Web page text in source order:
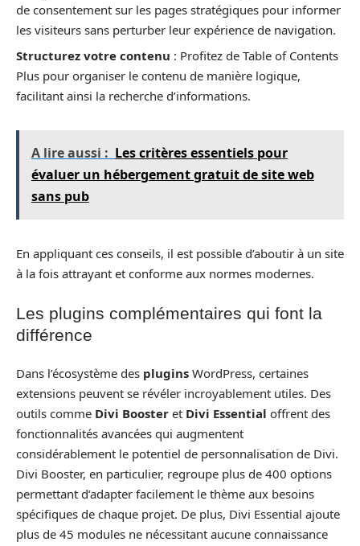
de consentement sur les pages stratégiques pour informer
les visiteurs sans perturber leur expérience de navigation.
Structurez votre contenu : Profitez de Table of Contents
Plus pour organiser le contenu de manière logique,
facilitant ainsi la recherche d’informations.
A lire aussi : Les critères essentiels pour
évaluer un hébergement gratuit de site web
sans pub
En appliquant ces conseils, il est possible d’aboutir à un site
à la fois attrayant et conforme aux normes modernes.
Les plugins complémentaires qui font la
différence
Dans l’écosystème des plugins WordPress, certaines
extensions peuvent se révéler incroyablement utiles. Des
outils comme Divi Booster et Divi Essential offrent des
fonctionnalités avancées qui augmentent
considérablement le potentiel de personnalisation de Divi.
Divi Booster, en particulier, regroupe plus de 400 options
permettant d’adapter facilement le thème aux besoins
spécifiques de chaque projet. De plus, Divi Essential ajoute
plus de 45 modules ne nécessitant aucune connaissance